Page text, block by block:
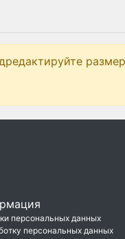
персональных данных
персональных данных